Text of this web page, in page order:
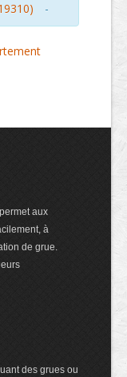
-
aux
à
de grue.
des grues ou